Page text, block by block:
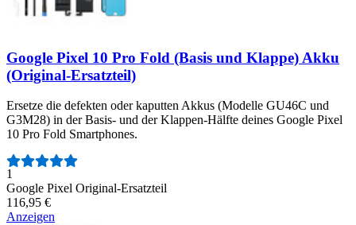
Google Pixel 10 Pro Fold (Basis und Klappe) Akku
(Original-Ersatzteil)
Ersetze die defekten oder kaputten Akkus (Modelle GU46C und
G3M28) in der Basis- und der Klappen-Hälfte deines Google Pixel
10 Pro Fold Smartphones.
Anzahl der Bewertungen:
1
Google Pixel Original-Ersatzteil
116,95 €
Anzeigen